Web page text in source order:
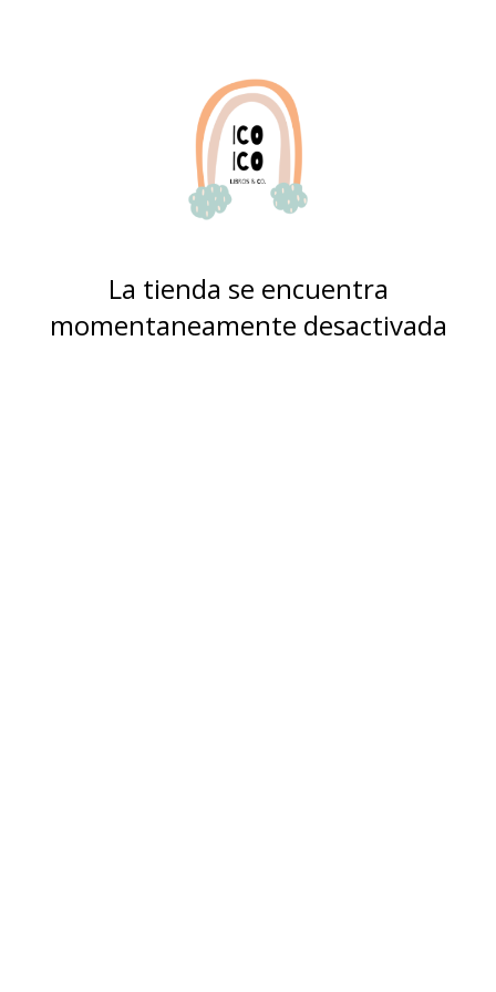
La tienda se encuentra
momentaneamente desactivada